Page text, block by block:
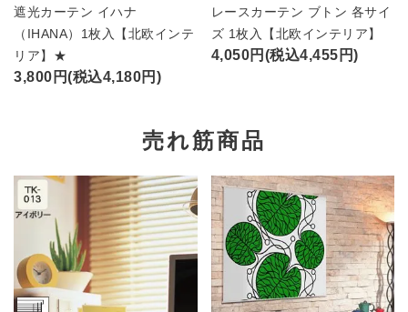
遮光カーテン イハナ
（IHANA）1枚入【北欧インテ
リア】★
3,800円(税込4,180円)
レースカーテン ブトン 各サイ
ズ 1枚入【北欧インテリア】
4,050円(税込4,455円)
売れ筋商品